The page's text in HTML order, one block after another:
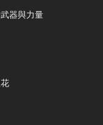
器與力量